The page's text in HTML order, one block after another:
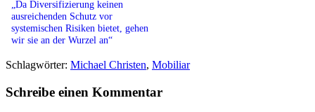
„Da Diversifizierung keinen
ausreichenden Schutz vor
systemischen Risiken bietet, gehen
wir sie an der Wurzel an“
Schlagwörter: Michael Christen, Mobiliar
Schreibe einen Kommentar